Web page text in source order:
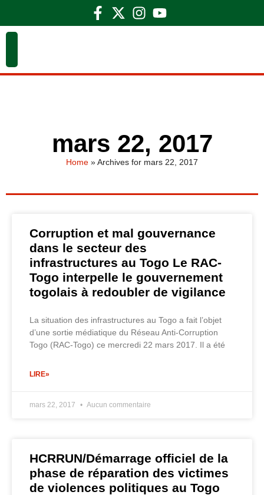
mars 22, 2017
Home »Archives for mars 22, 2017
Corruption et mal gouvernance
dans le secteur des
infrastructures au Togo Le RAC-
Togo interpelle le gouvernement
togolais à redoubler de vigilance
La situation des infrastructures au Togo a fait l’objet
d’une sortie médiatique du Réseau Anti-Corruption
Togo (RAC-Togo) ce mercredi 22 mars 2017. Il a été
LIRE»
mars 22, 2017 Aucun commentaire
HCRRUN/Démarrage officiel de la
phase de réparation des victimes
de violences politiques au Togo